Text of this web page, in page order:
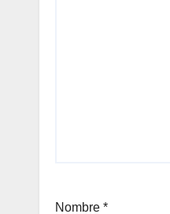
Nombre *